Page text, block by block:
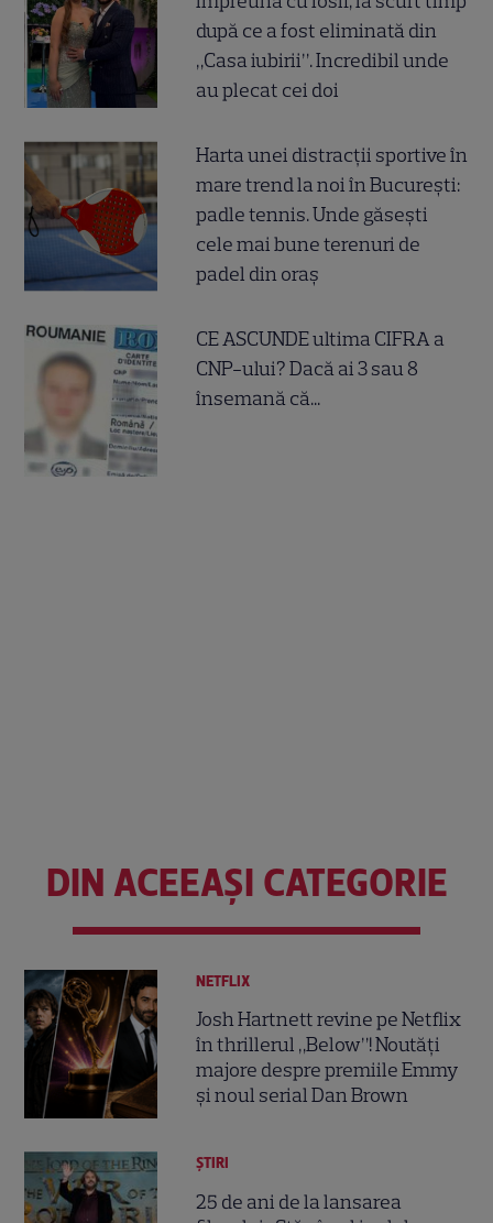
după ce a fost eliminată din
„Casa iubirii”. Incredibil unde
au plecat cei doi
Harta unei distracții sportive în
mare trend la noi în București:
padle tennis. Unde găsești
cele mai bune terenuri de
padel din oraș
CE ASCUNDE ultima CIFRA a
CNP-ului? Dacă ai 3 sau 8
însemană că...
DIN ACEEAȘI CATEGORIE
NETFLIX
Josh Hartnett revine pe Netflix
în thrillerul „Below”! Noutăți
majore despre premiile Emmy
și noul serial Dan Brown
ȘTIRI
25 de ani de la lansarea